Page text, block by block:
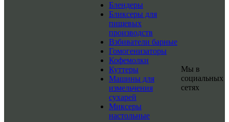
Блендеры
Бликсеры для
пищевых
производств
Взбиватели барные
Гомогенизаторы
Кофемолки
Куттеры
Машины для
измельчения
сухарей
Миксеры
настольные
Мы в
социальных
сетях